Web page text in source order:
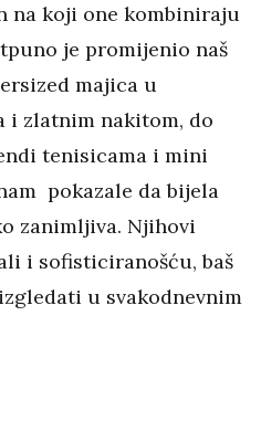
na koji one kombiniraju
je promijenio naš
majica u
i zlatnim nakitom, do
tenisicama i mini
pokazale da bijela
zanimljiva. Njihovi
i sofisticiranošću, baš
u svakodnevnim